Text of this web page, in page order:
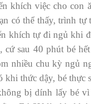
khích việc cho
có thể thấy, trình
khích tự đi ngủ khi
sau 40 phút bé
nhiều chu kỳ ngủ
thức dậy, bé thực
bị dính lấy bé